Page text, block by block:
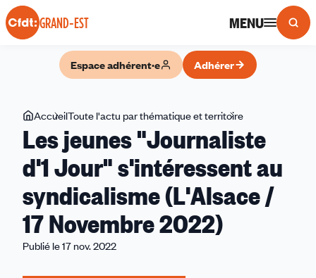
Panneau de gestion des cookies
GRAND-EST MENU
Espace adhérent·e Adhérer
Vous
êtes
ici
AccueilToute l'actu par thématique et territoire
jeunes
"Journaliste
d'1
Jour"
s'intéressent
Les jeunes "Journaliste
d'1 Jour" s'intéressent au
syndicalisme (L'Alsace /
17 Novembre 2022)
Publié le 17 nov. 2022